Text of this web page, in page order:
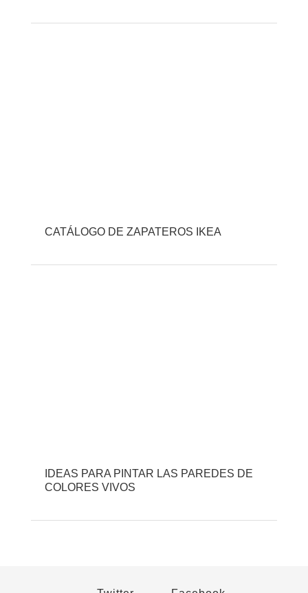
CATÁLOGO DE ZAPATEROS IKEA
IDEAS PARA PINTAR LAS PAREDES DE
COLORES VIVOS